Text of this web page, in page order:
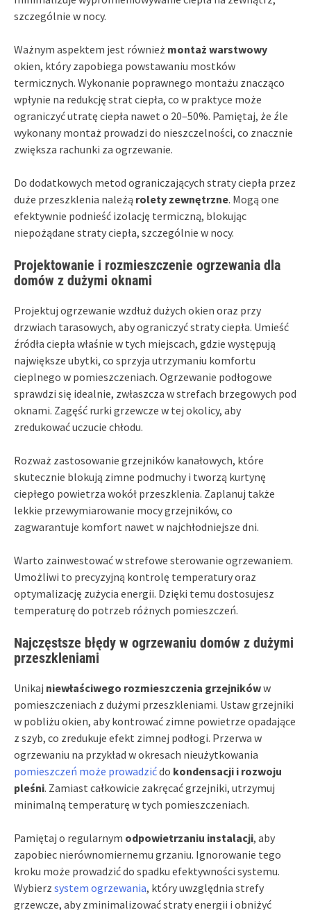
szczególnie w nocy.
Ważnym aspektem jest również montaż warstwowy
okien, który zapobiega powstawaniu mostków
termicznych. Wykonanie poprawnego montażu znacząco
wpłynie na redukcję strat ciepła, co w praktyce może
ograniczyć utratę ciepła nawet o 20–50%. Pamiętaj, że źle
wykonany montaż prowadzi do nieszczelności, co znacznie
zwiększa rachunki za ogrzewanie.
Do dodatkowych metod ograniczających straty ciepła przez
duże przeszklenia należą rolety zewnętrzne. Mogą one
efektywnie podnieść izolację termiczną, blokując
niepożądane straty ciepła, szczególnie w nocy.
Projektowanie i rozmieszczenie ogrzewania dla
domów z dużymi oknami
Projektuj ogrzewanie wzdłuż dużych okien oraz przy
drzwiach tarasowych, aby ograniczyć straty ciepła. Umieść
źródła ciepła właśnie w tych miejscach, gdzie występują
największe ubytki, co sprzyja utrzymaniu komfortu
cieplnego w pomieszczeniach. Ogrzewanie podłogowe
sprawdzi się idealnie, zwłaszcza w strefach brzegowych pod
oknami. Zagęść rurki grzewcze w tej okolicy, aby
zredukować uczucie chłodu.
Rozważ zastosowanie grzejników kanałowych, które
skutecznie blokują zimne podmuchy i tworzą kurtynę
ciepłego powietrza wokół przeszklenia. Zaplanuj także
lekkie przewymiarowanie mocy grzejników, co
zagwarantuje komfort nawet w najchłodniejsze dni.
Warto zainwestować w strefowe sterowanie ogrzewaniem.
Umożliwi to precyzyjną kontrolę temperatury oraz
optymalizację zużycia energii. Dzięki temu dostosujesz
temperaturę do potrzeb różnych pomieszczeń.
Najczęstsze błędy w ogrzewaniu domów z dużymi
przeszkleniami
Unikaj niewłaściwego rozmieszczenia grzejnikóww
pomieszczeniach z dużymi przeszkleniami. Ustaw grzejniki
w pobliżu okien, aby kontrować zimne powietrze opadające
z szyb, co zredukuje efekt zimnej podłogi. Przerwa w
ogrzewaniu na przykład w okresach nieużytkowania
pomieszczeń może prowadzićdo kondensacji i rozwoju
pleśni. Zamiast całkowicie zakręcać grzejniki, utrzymuj
minimalną temperaturę w tych pomieszczeniach.
Pamiętaj o regularnym odpowietrzaniu instalacji, aby
zapobiec nierównomiernemu grzaniu. Ignorowanie tego
kroku może prowadzić do spadku efektywności systemu.
Wybierz system ogrzewania, który uwzględnia strefy
grzewcze, aby zminimalizować straty energii i obniżyć